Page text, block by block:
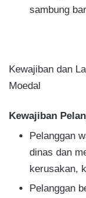
sambung
Kewajiban dan
Moedal
Kewajiban
Pelanggan
dinas dan
kerusakan,
Pelanggan